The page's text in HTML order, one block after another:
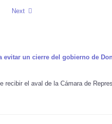
Next
evitar un cierre del gobierno de
el aval de la Cámara de